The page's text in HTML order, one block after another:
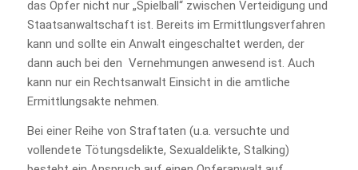
das Opfer nicht nur „Spielball“ zwischen Verteidigung und
Staatsanwaltschaft ist. Bereits im Ermittlungsverfahren
kann und sollte ein Anwalt eingeschaltet werden, der
dann auch bei den Vernehmungen anwesend ist. Auch
kann nur ein Rechtsanwalt Einsicht in die amtliche
Ermittlungsakte nehmen.
Bei einer Reihe von Straftaten (u.a. versuchte und
vollendete Tötungsdelikte, Sexualdelikte, Stalking)